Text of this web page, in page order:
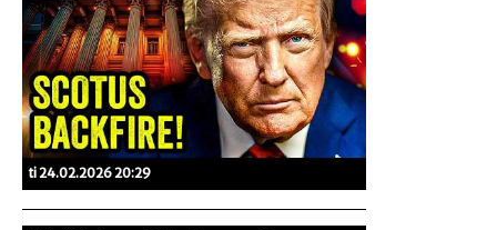
ti 24.02.2026 20:29